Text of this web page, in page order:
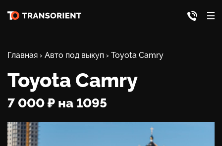
Главная › Авто под выкуп › Toyota Camry
Toyota Camry
7 000 ₽ на 1095